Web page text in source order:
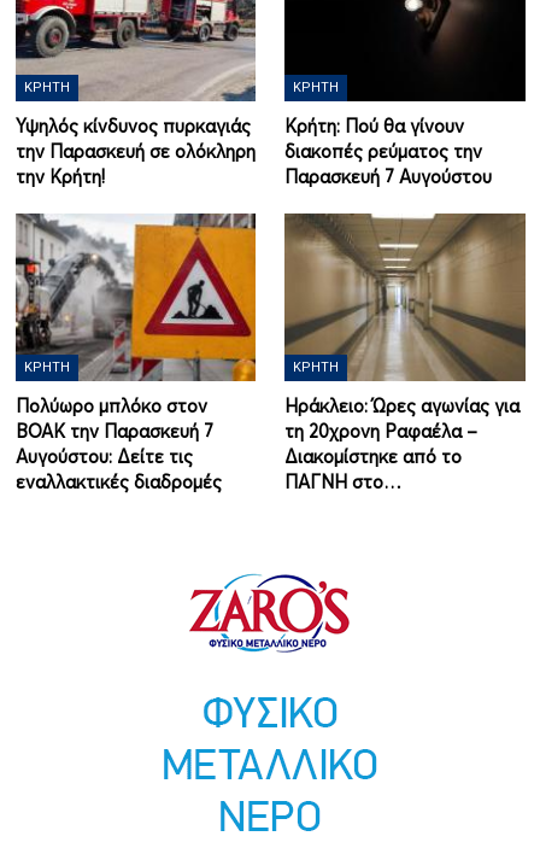
ΚΡΉΤΗ
Υψηλός κίνδυνος πυρκαγιάς
την Παρασκευή σε ολόκληρη
την Κρήτη!
ΚΡΉΤΗ
Κρήτη: Πού θα γίνουν
διακοπές ρεύματος την
Παρασκευή 7 Αυγούστου
ΚΡΉΤΗ
Πολύωρο μπλόκο στον
ΒΟΑΚ την Παρασκευή 7
Αυγούστου: Δείτε τις
εναλλακτικές διαδρομές
ΚΡΉΤΗ
Ηράκλειο: Ώρες αγωνίας για
τη 20χρονη Ραφαέλα –
Διακομίστηκε από το
ΠΑΓΝΗ στο…